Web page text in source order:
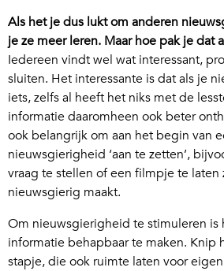
Als het je dus lukt om anderen
je ze meer leren. Maar hoe pak je dat
Iedereen vindt wel wat interessant,
sluiten. Het interessante is dat als je
iets, zelfs al heeft het niks met de
informatie daaromheen ook beter
ook belangrijk om aan het begin van
nieuwsgierigheid ‘aan te zetten’,
vraag te stellen of een filmpje te laten
nieuwsgierig maakt.
Om nieuwsgierigheid te stimuleren is
informatie behapbaar te maken. Knip
stapje, die ook ruimte laten voor